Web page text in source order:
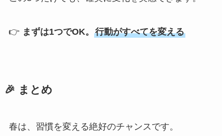
👉 まずは1つでOK。 行動がすべてを変える
🎉 まとめ
春は、習慣を変える絶好のチャンスです。